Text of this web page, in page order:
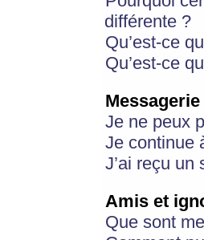
différente ?
Qu’est-ce
Qu’est-ce
Je ne peux
Je continue
J’ai reçu un
Amis et
Que sont